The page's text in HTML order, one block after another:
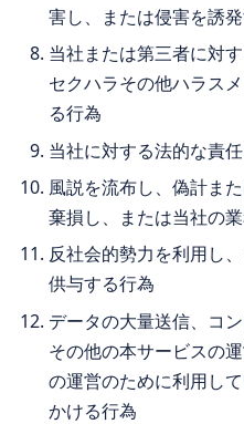
害し、または侵害を誘
当社または第三者に対
セクハラその他ハラス
る行為
当社に対する法的な責
風説を流布し、偽計ま
棄損し、または当社の
反社会的勢力を利用し
供与する行為
データの大量送信、コ
その他の本サービスの
の運営のために利用し
かける行為